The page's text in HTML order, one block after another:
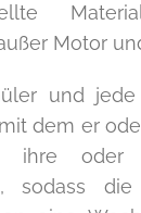
Motor
und
dem er
ihre oder
sodass